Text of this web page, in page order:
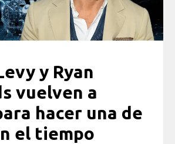
y Ryan
vuelven a
hacer una de
el tiempo